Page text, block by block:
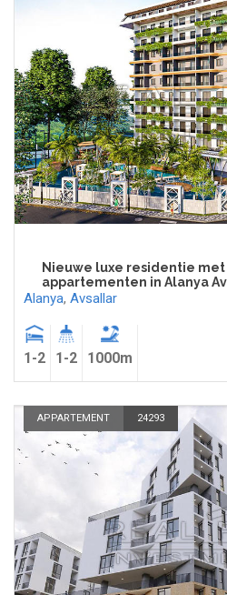
Nieuwe luxe residentie
appartementen in Alanya
Alanya, Avsallar
1-2 1-2 1000m
APPARTEMENT 24293